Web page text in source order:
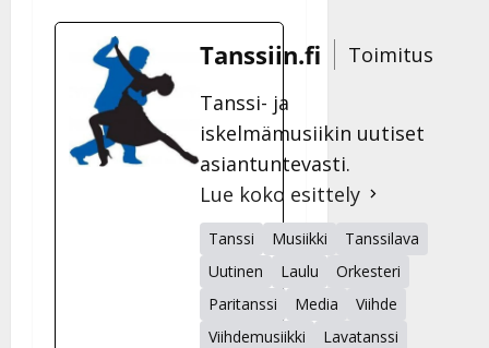
Tanssiin.fi
Toimitus
Tanssi- ja
iskelmämusiikin uutiset
asiantuntevasti.
Lue koko esittely
Tanssi Musiikki
Tanssilava
Uutinen
Laulu
Orkesteri
Paritanssi
Media
Viihde
Viihdemusiikki
Lavatanssi